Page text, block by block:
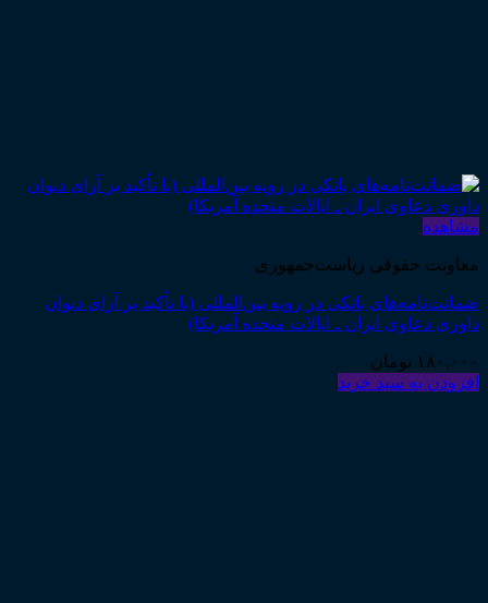
مشاهده
معاونت حقوقی ریاست‌جمهوری
ضمانت‌نامه‌های بانکی در رویه بین‌المللی (با تأکید بر آرای دیوان
داوری دعاوی ایران ـ ایالات متحده آمریکا)
۱۸۰,۰۰۰ تومان
افزودن به سبد خرید